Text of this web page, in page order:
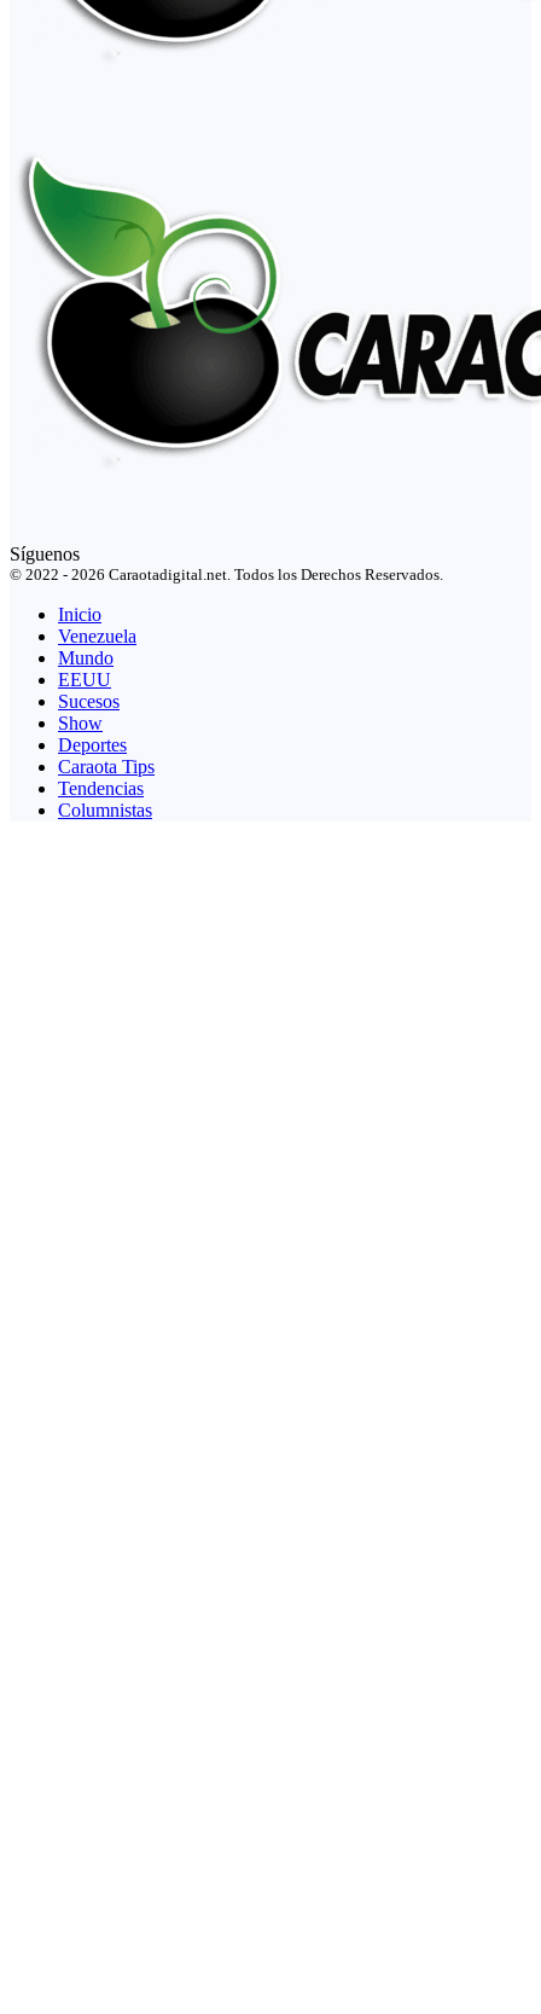
Síguenos
© 2022 - 2026 Caraotadigital.net. Todos los Derechos Reservados.
Inicio
Venezuela
Mundo
EEUU
Sucesos
Show
Deportes
Caraota Tips
Tendencias
Columnistas